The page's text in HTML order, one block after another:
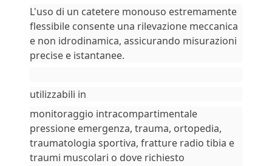
L'uso di un catetere monouso estremamente
flessibile consente una rilevazione meccanica
e non idrodinamica, assicurando misurazioni
precise e istantanee.
utilizzabili in
monitoraggio intracompartimentale
pressione emergenza, trauma, ortopedia,
traumatologia sportiva, fratture radio tibia e
traumi muscolari o dove richiesto